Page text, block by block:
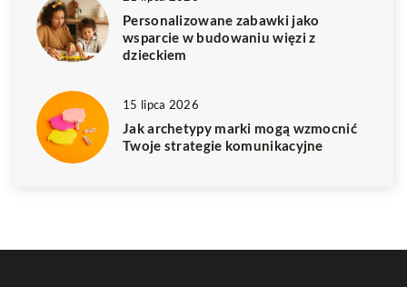
Personalizowane zabawki jako
wsparcie w budowaniu więzi z
dzieckiem
15 lipca 2026
Jak archetypy marki mogą wzmocnić
Twoje strategie komunikacyjne